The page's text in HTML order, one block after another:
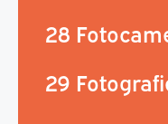
28
29